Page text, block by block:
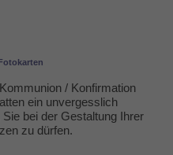
/ Konfirmation
ein unvergesslich
bei der Gestaltung Ihrer
zu dürfen.